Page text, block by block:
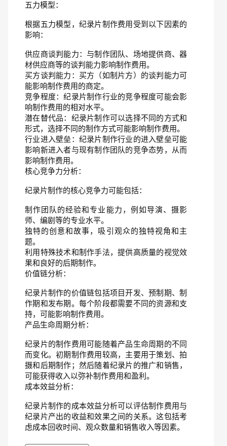
五力模型：
根据五力模型，纪录片制作费用受到以下因素的
影响：
供应商谈判能力：与制作团队、场地提供商、器
材供应商等的谈判能力影响制作费用。
买方谈判能力：买方（如制片方）的谈判能力可
能影响制作费用的商定。
竞争程度：纪录片制作行业的竞争程度可能会影
响制作费用的相对水平。
潜在替代品：纪录片制作可以选择不同的方式和
形式，选择不同的制作方式可能影响制作费用。
行业进入壁垒：纪录片制作行业的进入壁垒可能
影响新进入者与现有制作团队的竞争态势，从而
影响制作费用。
核心竞争力分析：
纪录片制作的核心竞争力可能包括：
制作团队的经验和专业能力，例如导演、摄影
师、编剧等的专业水平。
独特的创意和故事，吸引观众的独特视角和主
题。
利用特殊技术和制作手法，提供高质量的视觉效
果和良好的后期制作。
价值链分析：
纪录片制作的价值链包括项目开发、预制期、制
作期和发布期。每个阶段都需要不同的资源和支
持，可能影响制作费用。
产品生命周期分析：
纪录片的制作费用可能随着产品生命周期的不同
而变化。初期制作费用较高，主要用于策划、拍
摄和后期制作；然后随着纪录片的推广和销售，
可能获得收入以弥补制作费用和盈利。
成本效益分析：
纪录片制作的成本效益分析可以评估制作费用与
纪录片产出的收益和效果之间的关系。这包括考
虑成本回收时间、观众数量和销售收入等因素。